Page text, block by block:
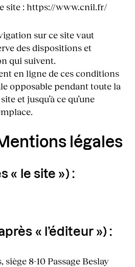
site : https://www.cnil.fr/
sur ce site vaut
des dispositions et
qui suivent.
en ligne de ces conditions
opposable pendant toute la
et jusqu’à ce qu’une
légales
« le site ») :
« l’éditeur ») :
8-10 Passage Beslay